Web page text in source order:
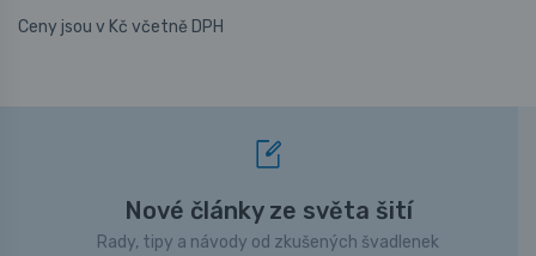
Ceny jsou v Kč včetně DPH
Nové články ze světa šití
Rady, tipy a návody od zkušených švadlenek